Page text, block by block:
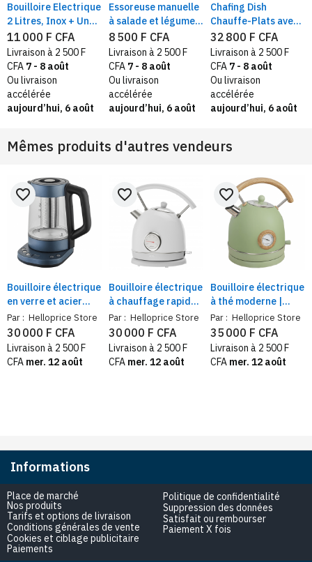
Bouilloire Electrique
2 Litres, Inox + Un
lot de 6 tasses café
offert
11 000 F CFA
Livraison à 2 500 F
CFA 7 - 8 août
Ou livraison
accélérée
aujourd’hui, 6 août
Essoreuse manuelle
à salade et légumes,
Plastique sans BPA
8 500 F CFA
Livraison à 2 500 F
CFA 7 - 8 août
Ou livraison
accélérée
aujourd’hui, 6 août
Chafing Dish
Chauffe-Plats avec
Bac à eau, Acier
inoxydable, 11 Litres
32 800 F CFA
Livraison à 2 500 F
CFA 7 - 8 août
Ou livraison
accélérée
aujourd’hui, 6 août
Mêmes produits d'autres vendeurs
Bouilloire électrique
en verre et acier
inoxydable avec
filtre | 1,8 l, sans fil,
intelligente, garde
au chaud, théière
Par : Helloprice Store
favorite_border
30 000 F CFA
Livraison à 2 500 F
CFA mer. 12 août
Bouilloire électrique
à chauffage rapide
1,8 L | Affichage de
la température,
Arrêt Automatique,
Intérieur et Bec en
Par : Helloprice Store
favorite_border
30 000 F CFA
Livraison à 2 500 F
CFA mer. 12 août
Bouilloire électrique
à thé moderne |
Manche en bois -
Indicateur de
température | 1,7 L
Par : Helloprice Store
favorite_border
35 000 F CFA
Livraison à 2 500 F
CFA mer. 12 août
Informations
Place de marché
Nos produits
Tarifs et options de livraison
Conditions générales de vente
Cookies et ciblage publicitaire
Paiements
Politique de confidentialité
Suppression des données
Satisfait ou rembourser
Paiement X fois